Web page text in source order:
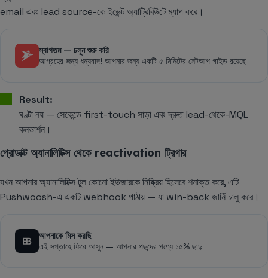
email এবং lead source-কে ইভেন্ট অ্যাট্রিবিউটে ম্যাপ করে।
স্বাগতম — চলুন শুরু করি
আগ্রহের জন্য ধন্যবাদ! আপনার জন্য একটি ৫ মিনিটের সেটআপ গাইড রয়েছে
Result:
ঘণ্টা নয় — সেকেন্ডে first-touch সাড়া এবং দ্রুত lead-থেকে-MQL
কনভার্শন।
প্রোডাক্ট অ্যানালিটিক্স থেকে reactivation ট্রিগার
যখন আপনার অ্যানালিটিক্স টুল কোনো ইউজারকে নিষ্ক্রিয় হিসেবে শনাক্ত করে, এটি
Pushwoosh-এ একটি webhook পাঠায় — যা win-back জার্নি চালু করে।
আপনাকে মিস করছি
এই সপ্তাহে ফিরে আসুন — আপনার পছন্দের পণ্যে ১৫% ছাড়